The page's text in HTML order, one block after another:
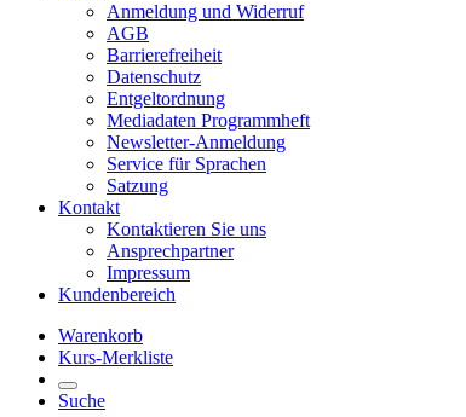
Anmeldung und Widerruf
AGB
Barrierefreiheit
Datenschutz
Entgeltordnung
Mediadaten Programmheft
Newsletter-Anmeldung
Service für Sprachen
Satzung
Kontakt
Kontaktieren Sie uns
Ansprechpartner
Impressum
Kundenbereich
Warenkorb
Kurs-Merkliste
Suche